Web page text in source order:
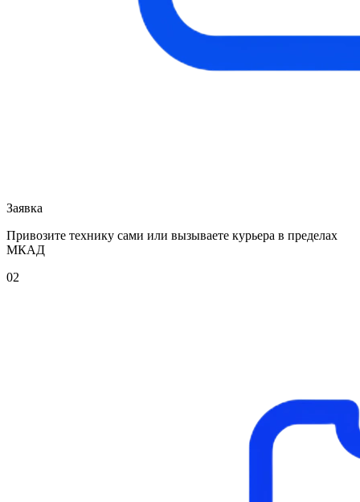
Заявка
Привозите технику сами или вызываете курьера в пределах
МКАД
02